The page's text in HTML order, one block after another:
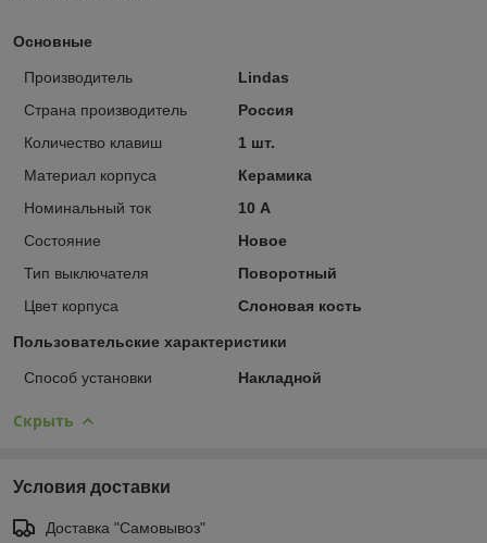
Основные
Производитель
Lindas
Страна производитель
Россия
Количество клавиш
1 шт.
Материал корпуса
Керамика
Номинальный ток
10 А
Состояние
Новое
Тип выключателя
Поворотный
Цвет корпуса
Слоновая кость
Пользовательские характеристики
Способ установки Накладной
Скрыть
Условия доставки
Доставка "Самовывоз"